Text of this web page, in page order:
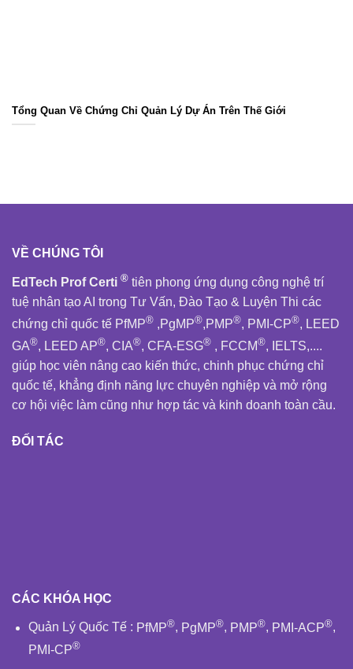
Tổng Quan Về Chứng Chỉ Quản Lý Dự Án Trên Thế Giới
VỀ CHÚNG TÔI
EdTech Prof Certi ® tiên phong ứng dụng công nghệ trí
tuệ nhân tạo AI trong Tư Vấn, Đào Tạo & Luyện Thi các
chứng chỉ quốc tế PfMP® ,PgMP®,PMP®, PMI-CP®, LEED
GA®, LEED AP®, CIA®, CFA-ESG® , FCCM®, IELTS,....
giúp học viên nâng cao kiến thức, chinh phục chứng chỉ
quốc tế, khẳng định năng lực chuyên nghiệp và mở rộng
cơ hội việc làm cũng như hợp tác và kinh doanh toàn cầu.
ĐỐI TÁC
CÁC KHÓA HỌC
Quản Lý Quốc Tế: PfMP®, PgMP®, PMP®, PMI-ACP®,
PMI-CP®